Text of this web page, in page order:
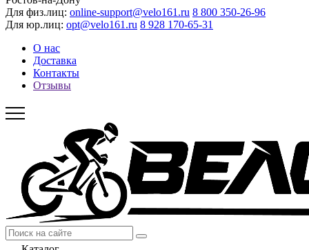
Для физ.лиц: online-support@velo161.ru 8 800 350-26-96
Для юр.лиц: opt@velo161.ru 8 928 170-65-31
О нас
Доставка
Контакты
Отзывы